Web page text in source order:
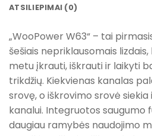
ATSILIEPIMAI (0)
„WooPower W63“ – tai
šešiais nepriklausomais
metu įkrauti, iškrauti ir laikyti
trikdžių. Kiekvienas kanalas
srovę, o iškrovimo srovė siekia
kanalui. Integruotos saugumo
daugiau ramybės naudojimo